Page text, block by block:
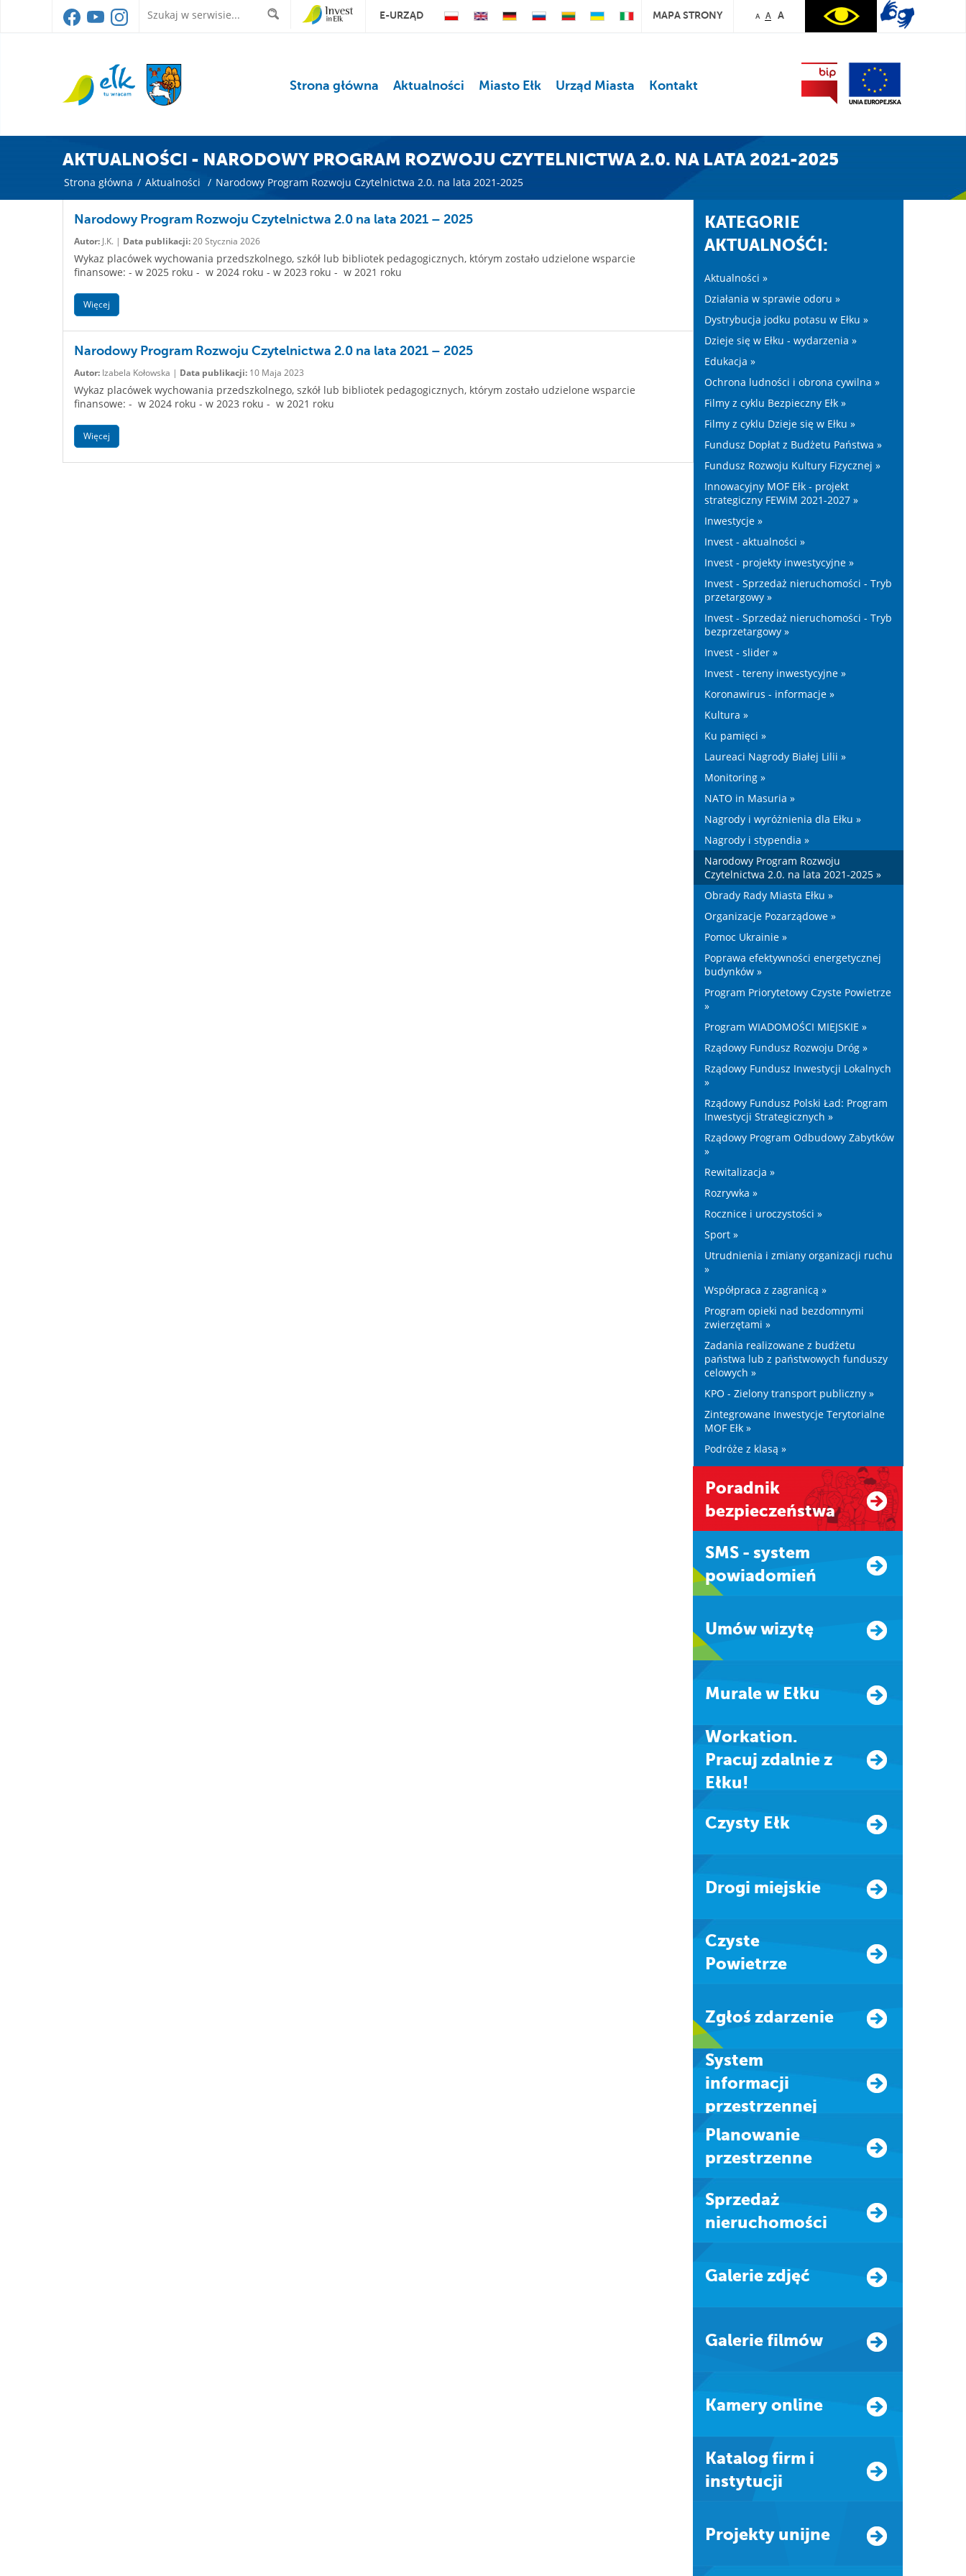
E-URZĄD MAPA STRONY A A A
Strona główna Aktualności Miasto Ełk Urząd Miasta Kontakt
AKTUALNOŚCI - NARODOWY PROGRAM ROZWOJU CZYTELNICTWA 2.0. NA LATA 2021-2025
Strona główna / Aktualności / Narodowy Program Rozwoju Czytelnictwa 2.0. na lata 2021-2025
Narodowy Program Rozwoju Czytelnictwa 2.0 na lata 2021 – 2025
Autor: J.K. | Data publikacji:20 Stycznia 2026
Wykaz placówek wychowania przedszkolnego, szkół lub bibliotek pedagogicznych, którym zostało udzielone wsparcie
finansowe: - w 2025 roku - w 2024 roku - w 2023 roku - w 2021 roku
Więcej
Narodowy Program Rozwoju Czytelnictwa 2.0 na lata 2021 – 2025
Autor: Izabela Kołowska | Data publikacji: 10 Maja 2023
Wykaz placówek wychowania przedszkolnego, szkół lub bibliotek pedagogicznych, którym zostało udzielone wsparcie
finansowe: - w 2024 roku - w 2023 roku - w 2021 roku
Więcej
KATEGORIE
AKTUALNOŚĆI:
Aktualności »
Działania w sprawie odoru »
Dystrybucja jodku potasu w Ełku »
Dzieje się w Ełku - wydarzenia »
Edukacja »
Ochrona ludności i obrona cywilna »
Filmy z cyklu Bezpieczny Ełk »
Filmy z cyklu Dzieje się w Ełku »
Fundusz Dopłat z Budżetu Państwa »
Fundusz Rozwoju Kultury Fizycznej »
Innowacyjny MOF Ełk - projekt
strategiczny FEWiM 2021-2027 »
Inwestycje »
Invest - aktualności »
Invest - projekty inwestycyjne »
Invest - Sprzedaż nieruchomości - Tryb
przetargowy »
Invest - Sprzedaż nieruchomości - Tryb
bezprzetargowy »
Invest - slider »
Invest - tereny inwestycyjne »
Koronawirus - informacje »
Kultura »
Ku pamięci »
Laureaci Nagrody Białej Lilii »
Monitoring »
NATO in Masuria »
Nagrody i wyróżnienia dla Ełku »
Nagrody i stypendia »
Narodowy Program Rozwoju
Czytelnictwa 2.0. na lata 2021-2025 »
Obrady Rady Miasta Ełku »
Organizacje Pozarządowe »
Pomoc Ukrainie »
Poprawa efektywności energetycznej
budynków »
Program Priorytetowy Czyste Powietrze
»
Program WIADOMOŚCI MIEJSKIE »
Rządowy Fundusz Rozwoju Dróg »
Rządowy Fundusz Inwestycji Lokalnych
»
Rządowy Fundusz Polski Ład: Program
Inwestycji Strategicznych »
Rządowy Program Odbudowy Zabytków
»
Rewitalizacja »
Rozrywka »
Rocznice i uroczystości »
Sport »
Utrudnienia i zmiany organizacji ruchu
»
Współpraca z zagranicą »
Program opieki nad bezdomnymi
zwierzętami »
Zadania realizowane z budżetu
państwa lub z państwowych funduszy
celowych »
KPO - Zielony transport publiczny »
Zintegrowane Inwestycje Terytorialne
MOF Ełk »
Podróże z klasą »
Poradnik
bezpieczeństwa
SMS - system
powiadomień
Umów wizytę
Murale w Ełku
Workation.
Pracuj zdalnie z
Ełku!
Czysty Ełk
Drogi miejskie
Czyste
Powietrze
Zgłoś zdarzenie
system
informacji
przestrzennej
Planowanie
przestrzenne
Sprzedaż
nieruchomości
Galerie zdjęć
Galerie filmów
Kamery online
Katalog firm i
instytucji
Projekty unijne